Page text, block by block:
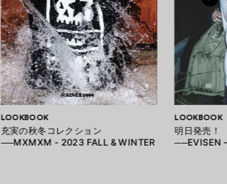
LOOKBOOK
充実の秋冬コレクション
──MXMXM - 2023 FALL & WINTER
LOOKBOOK
明日発売！
──EVISEN